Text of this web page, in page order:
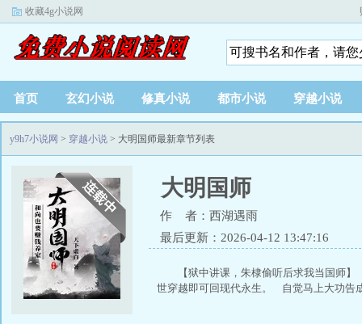
收藏4g小说网
首页 玄幻小说 修真小说 都市小说 穿越小说
y9h7小说网 > 穿越小说 > 大明国师最新章节列表
大明国师
作 者：西湖遇雨
最后更新：2026-04-12 13:47:16
【狱中讲课，朱棣偷听后求我当国师
世穿越即可回现代永生。 自觉马上大功告